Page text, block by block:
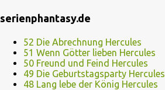
serienphantasy.de
52 Die Abrechnung Hercules
51 Wenn Götter lieben Hercules
50 Freund und Feind Hercules
49 Die Geburtstagsparty Hercules
48 Lang lebe der König Hercules